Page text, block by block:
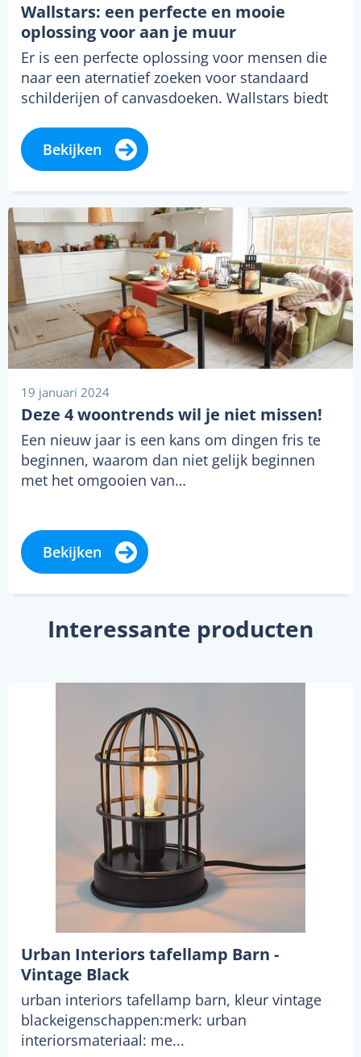
Wallstars: een perfecte en mooie
oplossing voor aan je muur
Er is een perfecte oplossing voor mensen die
naar een aternatief zoeken voor standaard
schilderijen of canvasdoeken. Wallstars biedt
Bekijken
19 januari 2024
Deze 4 woontrends wil je niet missen!
Een nieuw jaar is een kans om dingen fris te
beginnen, waarom dan niet gelijk beginnen
met het omgooien van…
Bekijken
Interessante producten
Urban Interiors tafellamp Barn -
Vintage Black
urban interiors tafellamp barn, kleur vintage
blackeigenschappen:merk: urban
interiorsmateriaal: me...